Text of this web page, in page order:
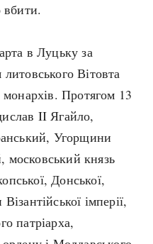
вбити.
в Луцьку за
Вітовта
монархів. Протягом 13
II Ягайло,
Угорщини
московський князь
Донської,
імперії,
патріарха,